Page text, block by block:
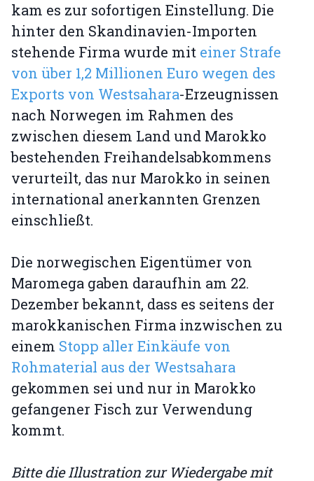
kam es zur sofortigen Einstellung. Die
hinter den Skandinavien-Importen
stehende Firma wurde mit einer Strafe
von über 1,2 Millionen Euro wegen des
Exports von Westsahara-Erzeugnissen
nach Norwegen im Rahmen des
zwischen diesem Land und Marokko
bestehenden Freihandelsabkommens
verurteilt, das nur Marokko in seinen
international anerkannten Grenzen
einschließt.
Die norwegischen Eigentümer von
Maromega gaben daraufhin am 22.
Dezember bekannt, dass es seitens der
marokkanischen Firma inzwischen zu
einem Stopp aller Einkäufe von
Rohmaterial aus der Westsahara
gekommen sei und nur in Marokko
gefangener Fisch zur Verwendung
kommt.
Bitte die Illustration zur Wiedergabe mit